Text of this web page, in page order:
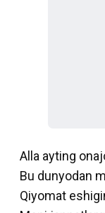
Alla ayting
Bu dunyodan
Qiyomat